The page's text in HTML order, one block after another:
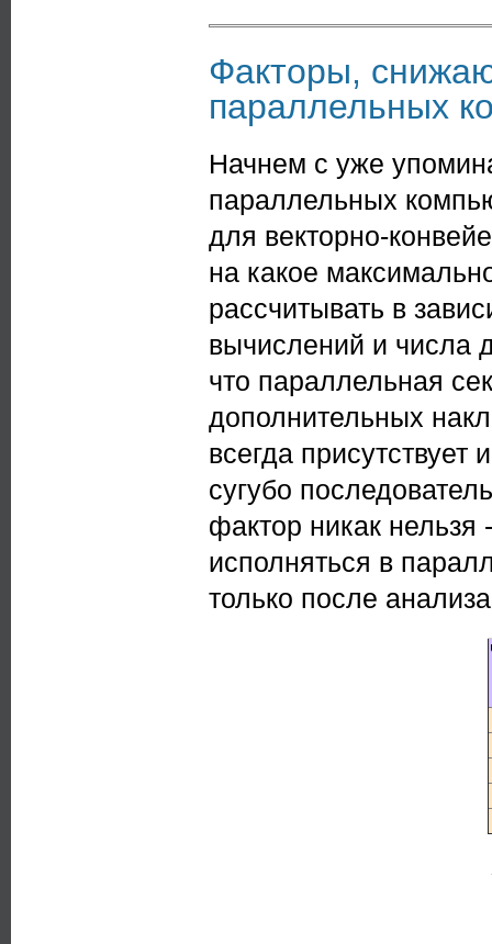
Факторы,
параллельных
Начнем с уже
параллельных
для векторно-
на какое
рассчитывать в
вычислений и числа
что параллельная
дополнительных
всегда
сугубо
фактор никак нельзя
исполняться в
только после